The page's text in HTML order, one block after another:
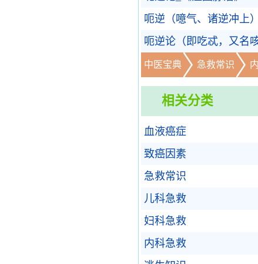
呃逆（噫气、诸逆冲上
呃逆论（即吃忒，又名
中医宝典 急救常识
相关分类
血液癌症
致癌因素
急救常识
儿科急救
妇科急救
内科急救